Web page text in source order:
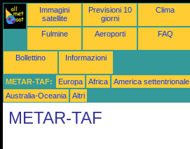
Immagini
satellite
Previsioni 10
giorni
Clima
Fulmine Aeroporti FAQ
Bollettino Informazioni
METAR-TAF: Europa Africa America settentrionale
Australia-Oceania
Altri
METAR-TAF